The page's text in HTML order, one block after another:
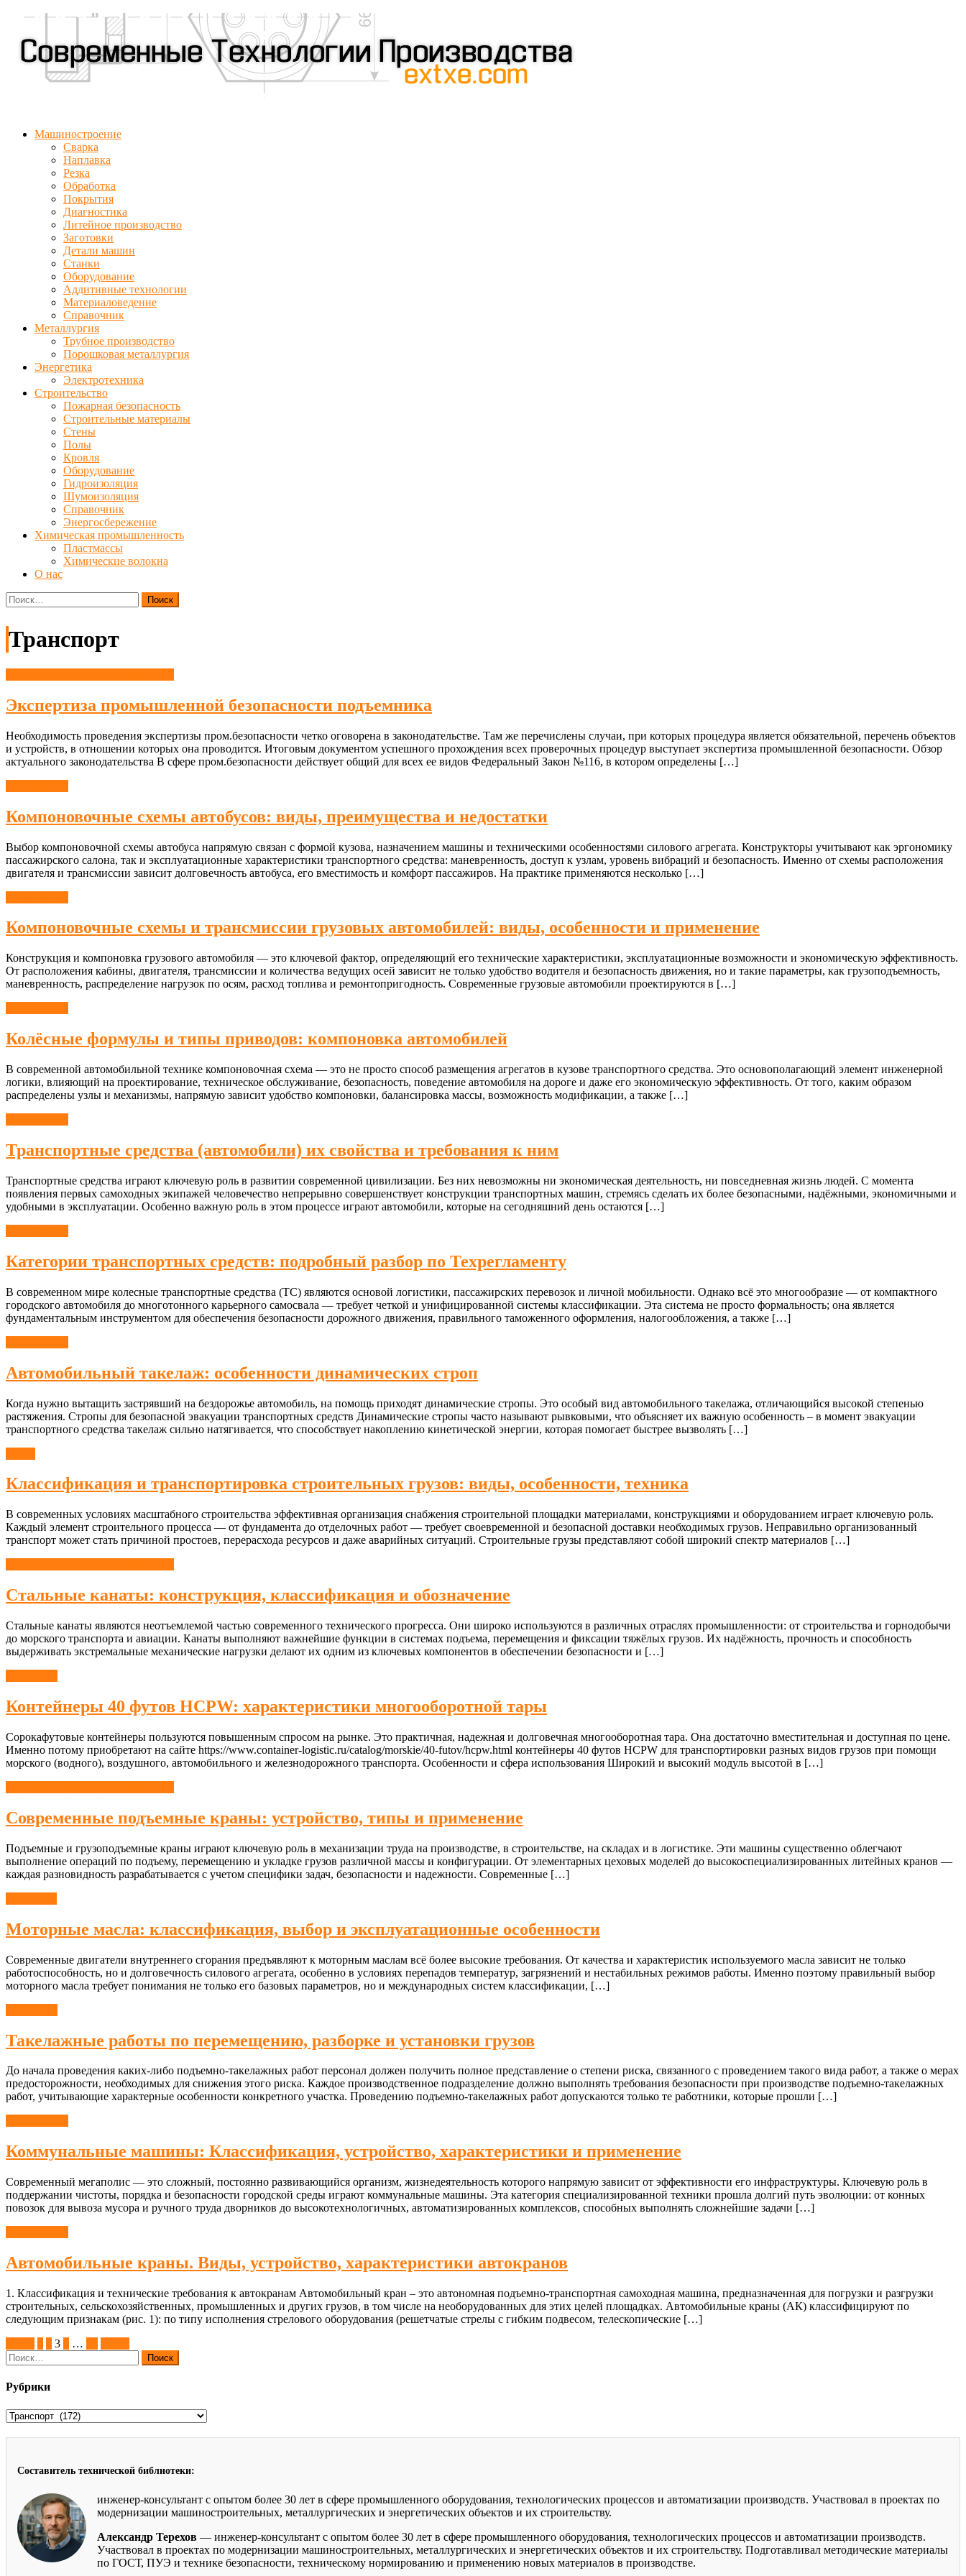
Машиностроение
Сварка
Наплавка
Резка
Обработка
Покрытия
Диагностика
Литейное производство
Заготовки
Детали машин
Станки
Оборудование
Аддитивные технологии
Материаловедение
Справочник
Металлургия
Трубное производство
Порошковая металлургия
Энергетика
Электротехника
Строительство
Пожарная безопасность
Строительные материалы
Стены
Полы
Кровля
Оборудование
Гидроизоляция
Шумоизоляция
Справочник
Энергосбережение
Химическая промышленность
Пластмассы
Химические волокна
О нас
Найти:
Транспорт
Экспертиза промышленной безопасности подъемника
Необходимость проведения экспертизы пром.безопасности четко оговорена в законодательстве. Там же перечислены случаи, при которых процедура является обязательной, перечень объектов
и устройств, в отношении которых она проводится. Итоговым документом успешного прохождения всех проверочных процедур выступает экспертиза промышленной безопасности. Обзор
актуального законодательства В сфере пром.безопасности действует общий для всех ее видов Федеральный Закон №116, в котором определены […]
Компоновочные схемы автобусов: виды, преимущества и недостатки
Выбор компоновочной схемы автобуса напрямую связан с формой кузова, назначением машины и техническими особенностями силового агрегата. Конструкторы учитывают как эргономику
пассажирского салона, так и эксплуатационные характеристики транспортного средства: маневренность, доступ к узлам, уровень вибраций и безопасность. Именно от схемы расположения
двигателя и трансмиссии зависит долговечность автобуса, его вместимость и комфорт пассажиров. На практике применяются несколько […]
Компоновочные схемы и трансмиссии грузовых автомобилей: виды, особенности и применение
Конструкция и компоновка грузового автомобиля — это ключевой фактор, определяющий его технические характеристики, эксплуатационные возможности и экономическую эффективность.
От расположения кабины, двигателя, трансмиссии и количества ведущих осей зависит не только удобство водителя и безопасность движения, но и такие параметры, как грузоподъемность,
маневренность, распределение нагрузок по осям, расход топлива и ремонтопригодность. Современные грузовые автомобили проектируются в […]
Колёсные формулы и типы приводов: компоновка автомобилей
В современной автомобильной технике компоновочная схема — это не просто способ размещения агрегатов в кузове транспортного средства. Это основополагающий элемент инженерной
логики, влияющий на проектирование, техническое обслуживание, безопасность, поведение автомобиля на дороге и даже его экономическую эффективность. От того, каким образом
распределены узлы и механизмы, напрямую зависит удобство компоновки, балансировка массы, возможность модификации, а также […]
Транспортные средства (автомобили) их свойства и требования к ним
Транспортные средства играют ключевую роль в развитии современной цивилизации. Без них невозможны ни экономическая деятельность, ни повседневная жизнь людей. С момента
появления первых самоходных экипажей человечество непрерывно совершенствует конструкции транспортных машин, стремясь сделать их более безопасными, надёжными, экономичными и
удобными в эксплуатации. Особенно важную роль в этом процессе играют автомобили, которые на сегодняшний день остаются […]
Категории транспортных средств: подробный разбор по Техрегламенту
В современном мире колесные транспортные средства (ТС) являются основой логистики, пассажирских перевозок и личной мобильности. Однако всё это многообразие — от компактного
городского автомобиля до многотонного карьерного самосвала — требует четкой и унифицированной системы классификации. Эта система не просто формальность; она является
фундаментальным инструментом для обеспечения безопасности дорожного движения, правильного таможенного оформления, налогообложения, а также […]
Автомобильный такелаж: особенности динамических строп
Когда нужно вытащить застрявший на бездорожье автомобиль, на помощь приходят динамические стропы. Это особый вид автомобильного такелажа, отличающийся высокой степенью
растяжения. Стропы для безопасной эвакуации транспортных средств Динамические стропы часто называют рывковыми, что объясняет их важную особенность – в момент эвакуации
транспортного средства такелаж сильно натягивается, что способствует накоплению кинетической энергии, которая помогает быстрее вызволять […]
Классификация и транспортировка строительных грузов: виды, особенности, техника
В современных условиях масштабного строительства эффективная организация снабжения строительной площадки материалами, конструкциями и оборудованием играет ключевую роль.
Каждый элемент строительного процесса — от фундамента до отделочных работ — требует своевременной и безопасной доставки необходимых грузов. Неправильно организованный
транспорт может стать причиной простоев, перерасхода ресурсов и даже аварийных ситуаций. Строительные грузы представляют собой широкий спектр материалов […]
Стальные канаты: конструкция, классификация и обозначение
Стальные канаты являются неотъемлемой частью современного технического прогресса. Они широко используются в различных отраслях промышленности: от строительства и горнодобычи
до морского транспорта и авиации. Канаты выполняют важнейшие функции в системах подъема, перемещения и фиксации тяжёлых грузов. Их надёжность, прочность и способность
выдерживать экстремальные механические нагрузки делают их одним из ключевых компонентов в обеспечении безопасности и […]
Контейнеры 40 футов HCPW: характеристики многооборотной тары
Сорокафутовые контейнеры пользуются повышенным спросом на рынке. Это практичная, надежная и долговечная многооборотная тара. Она достаточно вместительная и доступная по цене.
Именно потому приобретают на сайте https://www.container-logistic.ru/catalog/morskie/40-futov/hcpw.html контейнеры 40 футов HCPW для транспортировки разных видов грузов при помощи
морского (водного), воздушного, автомобильного и железнодорожного транспорта. Особенности и сфера использования Широкий и высокий модуль высотой в […]
Современные подъемные краны: устройство, типы и применение
Подъемные и грузоподъемные краны играют ключевую роль в механизации труда на производстве, в строительстве, на складах и в логистике. Эти машины существенно облегчают
выполнение операций по подъему, перемещению и укладке грузов различной массы и конфигурации. От элементарных цеховых моделей до высокоспециализированных литейных кранов —
каждая разновидность разрабатывается с учетом специфики задач, безопасности и надежности. Современные […]
Моторные масла: классификация, выбор и эксплуатационные особенности
Современные двигатели внутреннего сгорания предъявляют к моторным маслам всё более высокие требования. От качества и характеристик используемого масла зависит не только
работоспособность, но и долговечность силового агрегата, особенно в условиях перепадов температур, загрязнений и нестабильных режимов работы. Именно поэтому правильный выбор
моторного масла требует понимания не только его базовых параметров, но и международных систем классификации, […]
Такелажные работы по перемещению, разборке и установки грузов
До начала проведения каких-либо подъемно-такелажных работ персонал должен получить полное представление о степени риска, связанного с проведением такого вида работ, а также о мерах
предосторожности, необходимых для снижения этого риска. Каждое производственное подразделение должно выполнять требования безопасности при производстве подъемно-такелажных
работ, учитывающие характерные особенности конкретного участка. Проведению подъемно-такелажных работ допускаются только те работники, которые прошли […]
Коммунальные машины: Классификация, устройство, характеристики и применение
Современный мегаполис — это сложный, постоянно развивающийся организм, жизнедеятельность которого напрямую зависит от эффективности его инфраструктуры. Ключевую роль в
поддержании чистоты, порядка и безопасности городской среды играют коммунальные машины. Эта категория специализированной техники прошла долгий путь эволюции: от конных
повозок для вывоза мусора и ручного труда дворников до высокотехнологичных, автоматизированных комплексов, способных выполнять сложнейшие задачи […]
Автомобильные краны. Виды, устройство, характеристики автокранов
1. Классификация и технические требования к автокранам Автомобильный кран – это автономная подъемно-транспортная самоходная машина, предназначенная для погрузки и разгрузки
строительных, сельскохозяйственных, промышленных и других грузов, в том числе на необорудованных для этих целей площадках. Автомобильные краны (АК) классифицируют по
следующим признакам (рис. 1): по типу исполнения стрелового оборудования (решетчатые стрелы с гибким подвесом, телескопические […]
Пагинация
записей
3 …
Найти:
Рубрики
Рубрики
Составитель технической библиотеки:
инженер-консультант с опытом более 30 лет в сфере промышленного оборудования, технологических процессов и автоматизации производств. Участвовал в проектах по
модернизации машиностроительных, металлургических и энергетических объектов и их строительству.
Александр Терехов — инженер-консультант с опытом более 30 лет в сфере промышленного оборудования, технологических процессов и автоматизации производств.
Участвовал в проектах по модернизации машиностроительных, металлургических и энергетических объектов и их строительству. Подготавливал методические материалы
по ГОСТ, ПУЭ и технике безопасности, техническому нормированию и применению новых материалов в производстве.